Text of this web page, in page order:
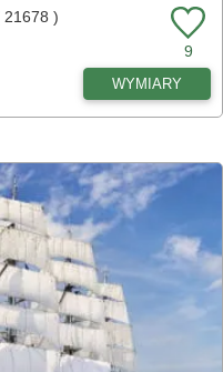
21678 )
9
WYMIARY